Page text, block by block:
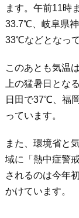
ます。午前11時
33.7℃、岐阜県
33℃などとなって
このあとも気温
上の猛暑日とな
日田で37℃、福
っています。
また、環境省と
域に「熱中症警
されるのは今年
かけています。